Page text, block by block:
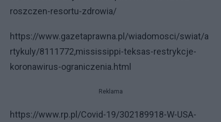
roszczen-resortu-zdrowia/
https://www.gazetaprawna.pl/wiadomosci/swiat/a
rtykuly/8111772,mississippi-teksas-restrykcje-
koronawirus-ograniczenia.html
Reklama
https://www.rp.pl/Covid-19/302189918-W-USA-